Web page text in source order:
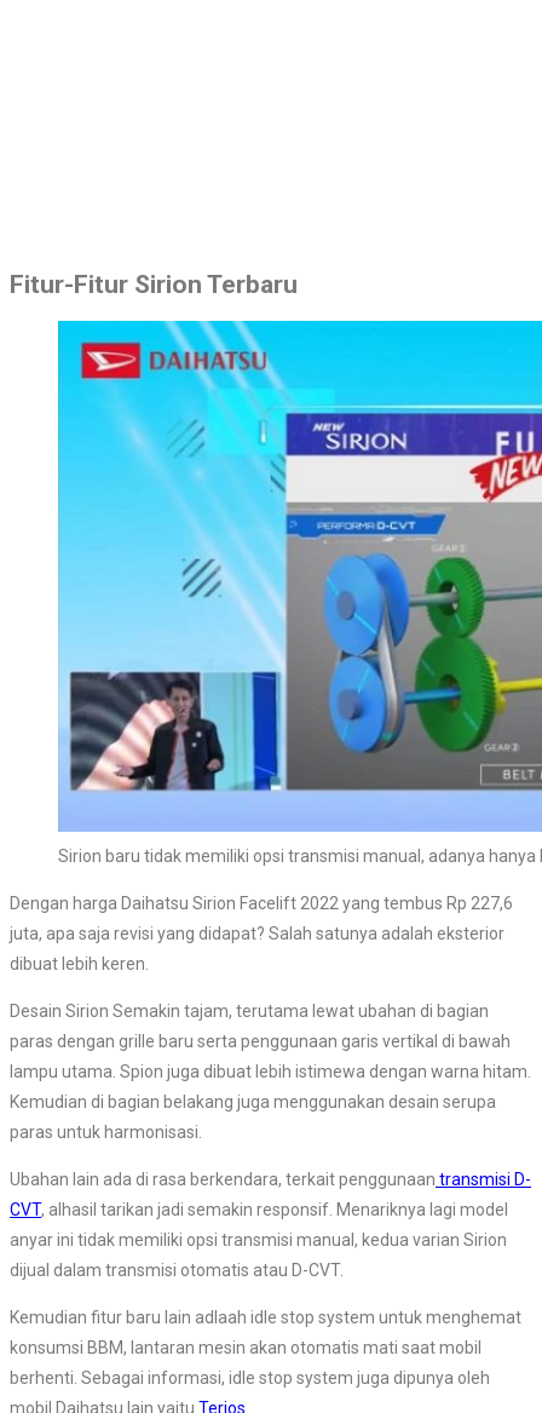
Fitur-Fitur Sirion Terbaru
Sirion baru tidak memiliki opsi transmisi manual, adanya hanya
Dengan harga Daihatsu Sirion Facelift 2022 yang tembus Rp 227,6
juta, apa saja revisi yang didapat? Salah satunya adalah eksterior
dibuat lebih keren.
Desain Sirion Semakin tajam, terutama lewat ubahan di bagian
paras dengan grille baru serta penggunaan garis vertikal di bawah
lampu utama. Spion juga dibuat lebih istimewa dengan warna hitam.
Kemudian di bagian belakang juga menggunakan desain serupa
paras untuk harmonisasi.
Ubahan lain ada di rasa berkendara, terkait penggunaan transmisi D-
CVT, alhasil tarikan jadi semakin responsif. Menariknya lagi model
anyar ini tidak memiliki opsi transmisi manual, kedua varian Sirion
dijual dalam transmisi otomatis atau D-CVT.
Kemudian fitur baru lain adlaah idle stop system untuk menghemat
konsumsi BBM, lantaran mesin akan otomatis mati saat mobil
berhenti. Sebagai informasi, idle stop system juga dipunya oleh
mobil Daihatsu lain yaitu Terios